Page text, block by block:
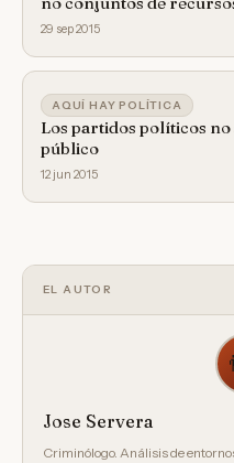
29 sep 2015
AQUÍ HAY POLÍTICA
Los partidos políticos
público
12 jun 2015
EL AUTOR
Jose Servera
Criminólogo. Análisis de